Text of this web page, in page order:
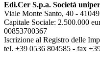
Edi.Cer S.p.a. Società
Viale Monte Santo, 40 -
Capitale Sociale: 2.500.000
00853700367
Iscrizione al Registro delle
tel. +39 0536 804585 - fax